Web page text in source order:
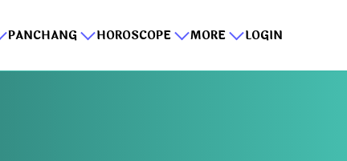
PANCHANG HOROSCOPE MORE LOGIN